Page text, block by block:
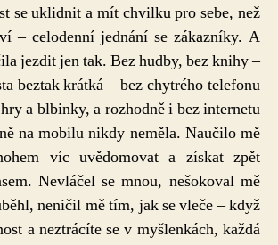
se uklidnit a mít chvilku pro sebe, než
– celodenní jednání se zákazníky. A
jezdit jen tak. Bez hudby, bez knihy –
beztak krátká – bez chytrého telefonu
a blbinky, a rozhodně i bez internetu
na mobilu nikdy neměla. Naučilo mě
víc uvědomovat a získat zpět
Nevláčel se mnou, nešokoval mě
neničil mě tím, jak se vleče – když
a neztrácíte se v myšlenkách, každá